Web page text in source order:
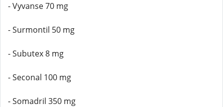
- Vyvanse 70 mg
- Surmontil 50 mg
- Subutex 8 mg
- Seconal 100 mg
- Somadril 350 mg